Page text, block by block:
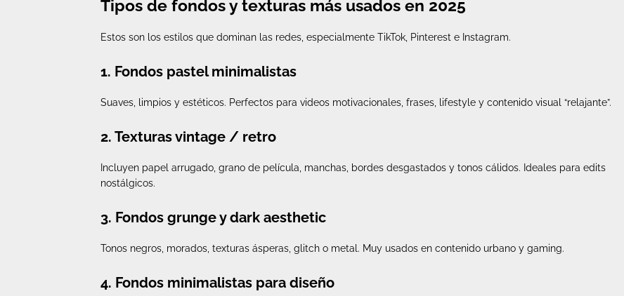
Tipos de fondos y texturas más usados en 2025
Estos son los estilos que dominan las redes, especialmente TikTok, Pinterest e Instagram.
1. Fondos pastel minimalistas
Suaves, limpios y estéticos. Perfectos para videos motivacionales, frases, lifestyle y contenido visual “relajante”.
2. Texturas vintage / retro
Incluyen papel arrugado, grano de película, manchas, bordes desgastados y tonos cálidos. Ideales para edits
nostálgicos.
3. Fondos grunge y dark aesthetic
Tonos negros, morados, texturas ásperas, glitch o metal. Muy usados en contenido urbano y gaming.
4. Fondos minimalistas para diseño